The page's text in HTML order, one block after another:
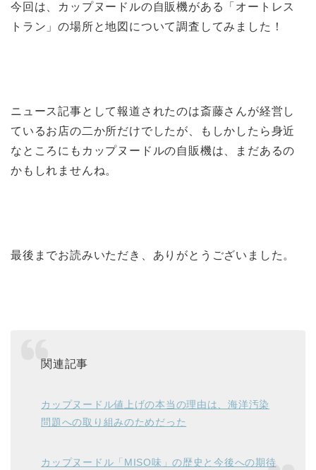
今回は、カップヌードルの自販機がある「オートレス
トラン」の場所と地図について調査してみました！
ニュース記事として報道されたのは斎藤さんが経営し
ているお店の二か所だけでしたが、もしかしたら身近
なところにもカップヌードルの自販機は、まだあるの
かもしれませんね。
最後までお読みいただき、ありがとうございました。
関連記事
カップヌードル値上げの本当の理由は、海洋汚染
問題への取り組みのためだった
カップヌードル「MISO味」の歴史と今後への期待